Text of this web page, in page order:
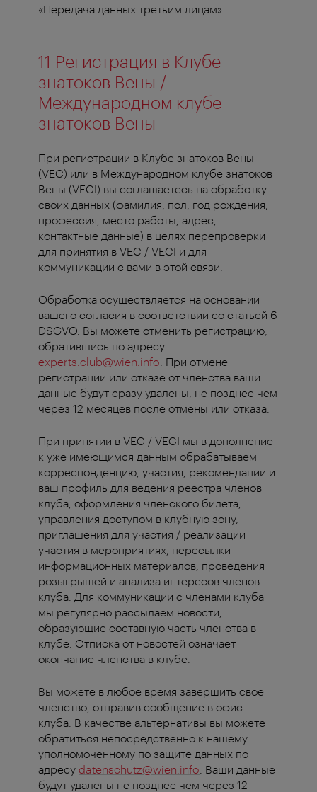
«Передача данных третьим лицам».
11 Регистрация в Клубе
знатоков Вены /
Международном клубе
знатоков Вены
При регистрации в Клубе знатоков Вены
(VEC) или в Международном клубе знатоков
Вены (VECI) вы соглашаетесь на обработку
своих данных (фамилия, пол, год рождения,
профессия, место работы, адрес,
контактные данные) в целях перепроверки
для принятия в VEC / VECI и для
коммуникации с вами в этой связи.
Обработка осуществляется на основании
вашего согласия в соответствии со статьей 6
DSGVO. Вы можете отменить регистрацию,
обратившись по адресу
experts.club@wien.info . При отмене
регистрации или отказе от членства ваши
данные будут сразу удалены, не позднее чем
через 12 месяцев после отмены или отказа.
При принятии в VEC / VECI мы в дополнение
к уже имеющимся данным обрабатываем
корреспонденцию, участия, рекомендации и
ваш профиль для ведения реестра членов
клуба, оформления членского билета,
управления доступом в клубную зону,
приглашения для участия / реализации
участия в мероприятиях, пересылки
информационных материалов, проведения
розыгрышей и анализа интересов членов
клуба. Для коммуникации с членами клуба
мы регулярно рассылаем новости,
образующие составную часть членства в
клубе. Отписка от новостей означает
окончание членства в клубе.
Вы можете в любое время завершить свое
членство, отправив сообщение в офис
клуба. В качестве альтернативы вы можете
обратиться непосредственно к нашему
уполномоченному по защите данных по
адресу datenschutz@wien.info . Ваши данные
будут удалены не позднее чем через 12